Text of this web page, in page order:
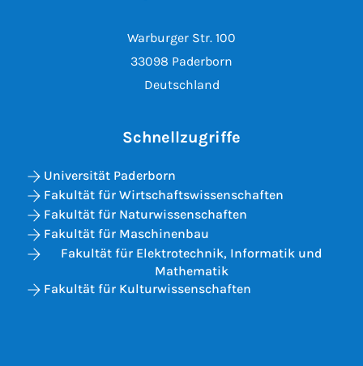
Warburger Str. 100
33098 Paderborn
Deutschland
Schnellzugriffe
Universität Paderborn
Fakultät für Wirtschaftswissenschaften
Fakultät für Naturwissenschaften
Fakultät für Maschinenbau
Fakultät für Elektrotechnik, Informatik und
Mathematik
Fakultät für Kulturwissenschaften